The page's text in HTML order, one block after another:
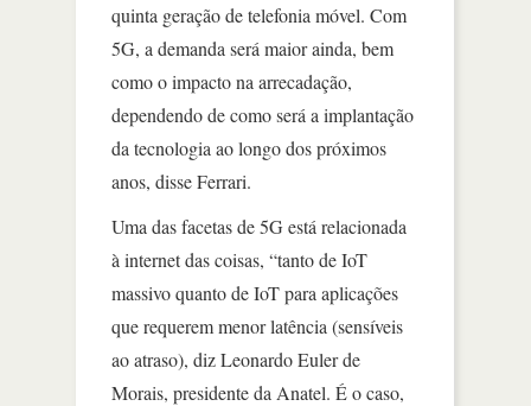
quinta geração de telefonia móvel. Com
5G, a demanda será maior ainda, bem
como o impacto na arrecadação,
dependendo de como será a implantação
da tecnologia ao longo dos próximos
anos, disse Ferrari.
Uma das facetas de 5G está relacionada
à internet das coisas, “tanto de IoT
massivo quanto de IoT para aplicações
que requerem menor latência (sensíveis
ao atraso), diz Leonardo Euler de
Morais, presidente da Anatel. É o caso,